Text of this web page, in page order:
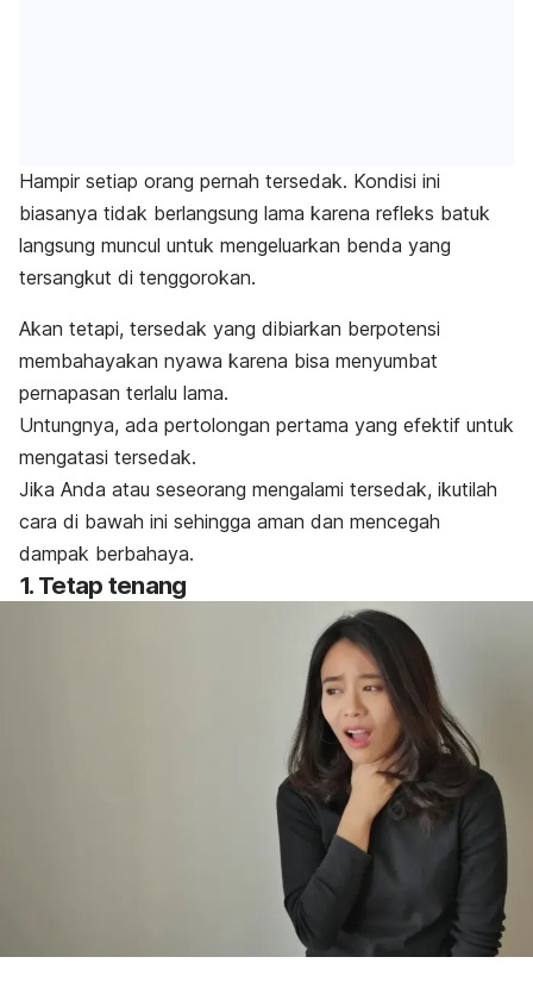
Hampir setiap orang pernah tersedak. Kondisi ini
biasanya tidak berlangsung lama karena refleks batuk
langsung muncul untuk mengeluarkan benda yang
tersangkut di tenggorokan.
Akan tetapi, tersedak yang dibiarkan berpotensi
membahayakan nyawa karena bisa menyumbat
pernapasan terlalu lama.
Untungnya, ada pertolongan pertama yang efektif untuk
mengatasi tersedak.
Jika Anda atau seseorang mengalami tersedak, ikutilah
cara di bawah ini sehingga aman dan mencegah
dampak berbahaya.
1. Tetap tenang